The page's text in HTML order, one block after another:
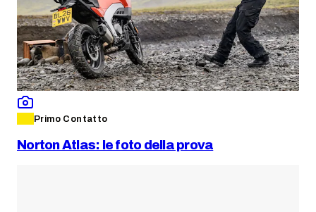
Primo Contatto
Norton Atlas: le foto della prova